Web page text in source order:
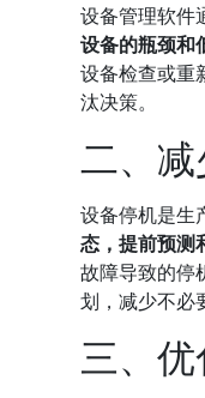
设备管理软件
设备的瓶颈和
设备检查或重
汰决策。
二、
设备停机是生
态，提前预测
故障导致的停
划，减少不必
三、